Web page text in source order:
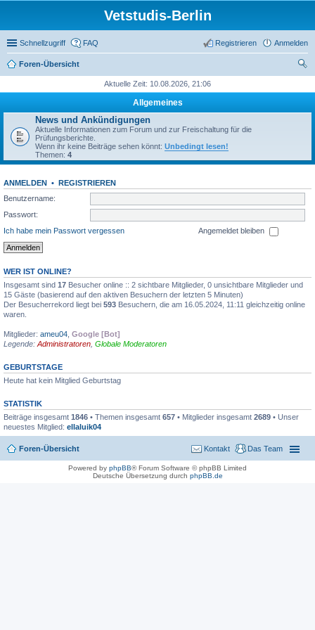
Vetstudis-Berlin
Schnellzugriff FAQ Anmelden
Registrieren
Foren-Übersicht
Aktuelle Zeit: 10.08.2026, 21:06
Allgemeines
News und Ankündigungen
Aktuelle Informationen zum Forum und zur Freischaltung für die
Prüfungsberichte.
Wenn ihr keine Beiträge sehen könnt: Unbedingt lesen!
Themen: 4
ANMELDEN • REGISTRIEREN
Benutzername:
Passwort:
Ich habe mein Passwort vergessen
Angemeldet bleiben
WER IST ONLINE?
Insgesamt sind 17 Besucher online :: 2 sichtbare Mitglieder, 0 unsichtbare Mitglieder und
15 Gäste (basierend auf den aktiven Besuchern der letzten 5 Minuten)
Der Besucherrekord liegt bei 593 Besuchern, die am 16.05.2024, 11:11 gleichzeitig online
waren.
Mitglieder: ameu04 Google [Bot]
Legende: Administratoren Globale Moderatoren
GEBURTSTAGE
Heute hat kein Mitglied Geburtstag
STATISTIK
Beiträge insgesamt 1846 • Themen insgesamt 657 • Mitglieder insgesamt 2689 • Unser
neuestes Mitglied: ellaluik04
Foren-Übersicht Das Team
Kontakt
Powered by phpBB® Forum Software © phpBB Limited
Deutsche Übersetzung durch phpBB.de